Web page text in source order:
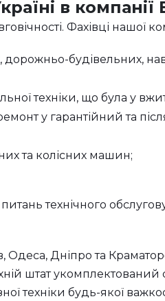
в компанії
Фахівці нашої
будівельних,
техніки, що була у
у гарантійний та
та колісних машин;
технічного
Одеса, Дніпро та
штат
техніки будь-якої